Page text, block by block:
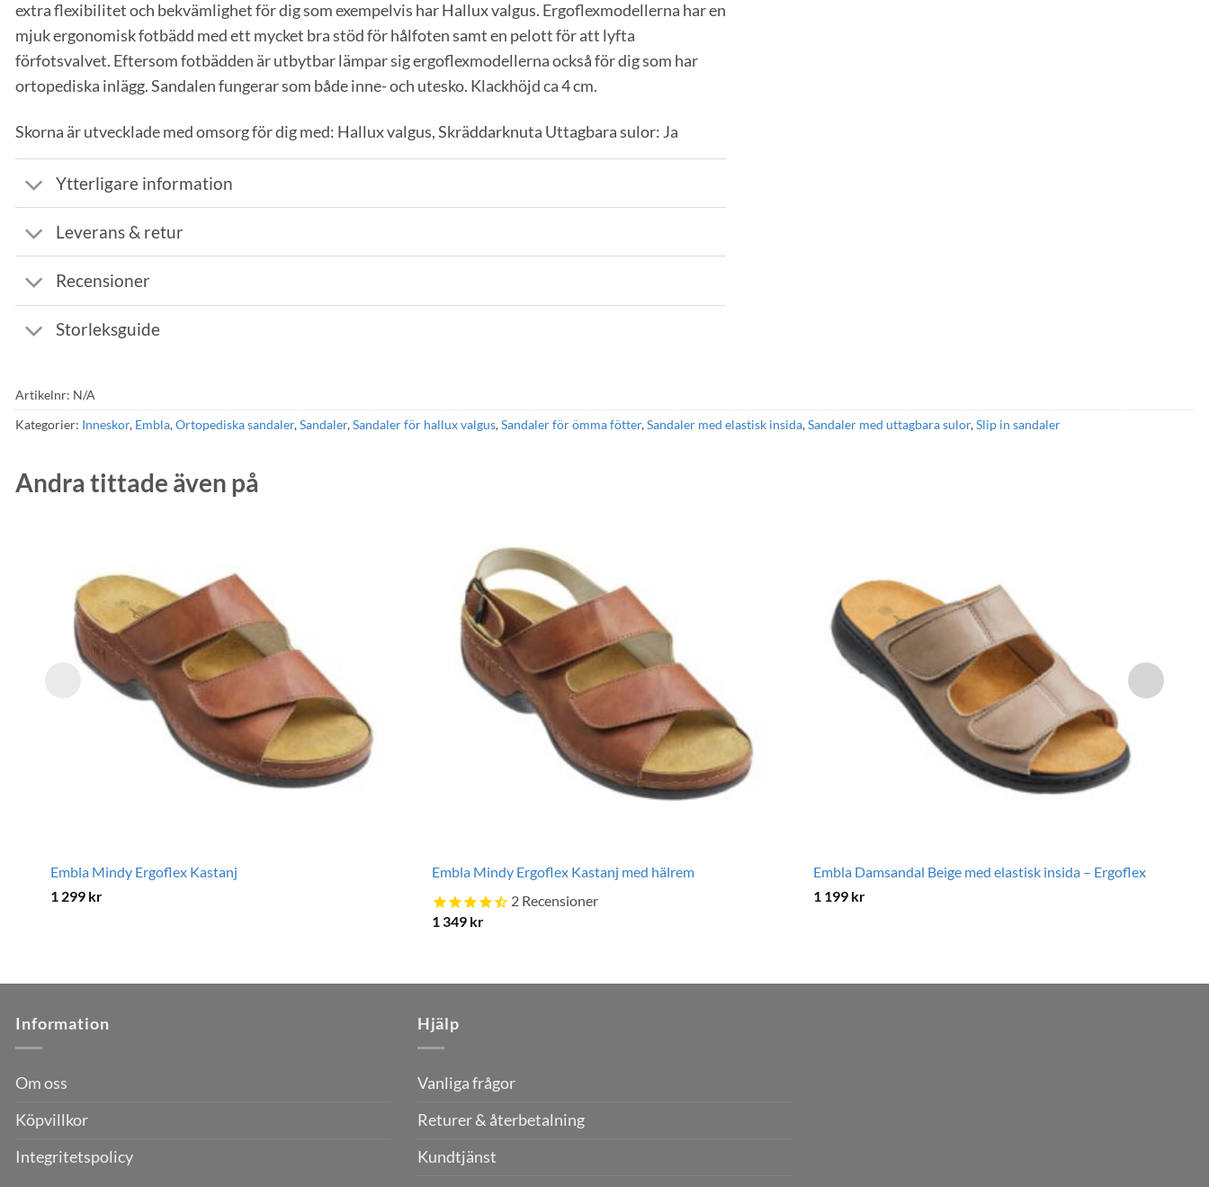
extra flexibilitet och bekvämlighet för dig som exempelvis har Hallux valgus. Ergoflexmodellerna har en
mjuk ergonomisk fotbädd med ett mycket bra stöd för hålfoten samt en pelott för att lyfta
förfotsvalvet. Eftersom fotbädden är utbytbar lämpar sig ergoflexmodellerna också för dig som har
ortopediska inlägg. Sandalen fungerar som både inne- och utesko. Klackhöjd ca 4 cm.
Skorna är utvecklade med omsorg för dig med: Hallux valgus, Skräddarknuta Uttagbara sulor: Ja
Ytterligare information
Leverans & retur
Recensioner
Storleksguide
Artikelnr: N/A
Kategorier: Inneskor, Embla,Ortopediska sandaler,Sandaler,Sandaler för hallux valgus,Sandaler för ömma fötter,Sandaler med elastisk insida,Sandaler med uttagbara sulor,Slip in sandaler
Andra tittade även på
Embla Mindy Ergoflex Kastanj
1 299 kr
Embla Mindy Ergoflex Kastanj med hälrem
2 Recensioner
1 349 kr
Embla Damsandal Beige med elastisk insida – Ergoflex
1 199 kr
Information
Om oss
Köpvillkor
Integritetspolicy
Hjälp
Vanliga frågor
Returer & återbetalning
Kundtjänst